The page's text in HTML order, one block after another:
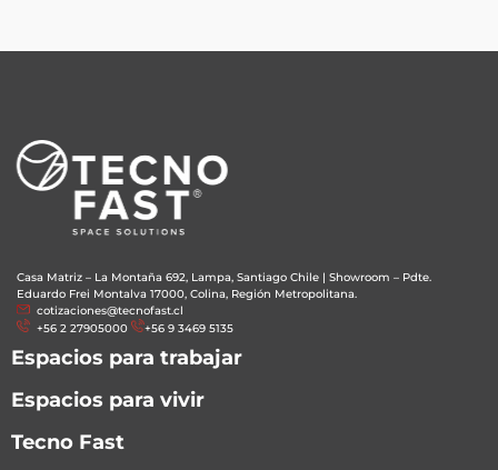
Casa Matriz – La Montaña 692, Lampa, Santiago Chile | Showroom – Pdte.
Eduardo Frei Montalva 17000, Colina, Región Metropolitana.
cotizaciones@tecnofast.cl
+56 2 27905000
+56 9 3469 5135
Espacios para trabajar
Espacios para vivir
Tecno Fast